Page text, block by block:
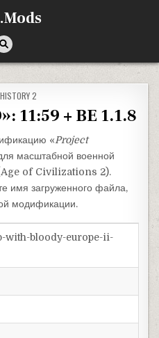
В
2
11:59 + BE 1.1.8
«Project
масштабной военной
of Civilizations 2).
имя загруженного файла,
модификации.
with-bloody-europe-ii-